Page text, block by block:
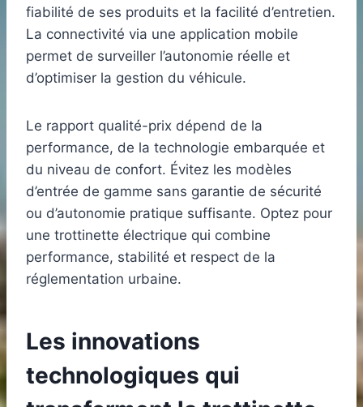
fiabilité de ses produits et la facilité d’entretien.
La connectivité via une application mobile
permet de surveiller l’autonomie réelle et
d’optimiser la gestion du véhicule.
Le rapport qualité-prix dépend de la
performance, de la technologie embarquée et
du niveau de confort. Évitez les modèles
d’entrée de gamme sans garantie de sécurité
ou d’autonomie pratique suffisante. Optez pour
une trottinette électrique qui combine
performance, stabilité et respect de la
réglementation urbaine.
Les innovations
technologiques qui